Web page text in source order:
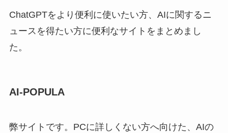
ChatGPTをより便利に使いたい方、AIに関するニ
ュースを得たい方に便利なサイトをまとめまし
た。
AI-POPULA
弊サイトです。PCに詳しくない方へ向けた、AIの